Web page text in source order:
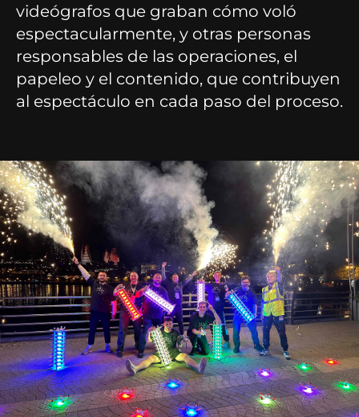
videógrafos que graban cómo voló
espectacularmente, y otras personas
responsables de las operaciones, el
papeleo y el contenido, que contribuyen
al espectáculo en cada paso del proceso.